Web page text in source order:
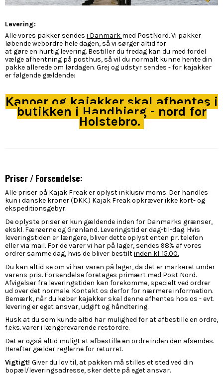
Levering:
Alle vores pakker sendes i Danmark med PostNord. Vi pakker
løbende webordre hele dagen, så vi sørger altid for
at gøre en hurtig levering. Bestiller du fredag kan du med fordel
vælge afhentning på posthus, så vil du normalt kunne hente din
pakke allerede om lørdagen. Grej og udstyr sendes - for kajakker
er følgende gældende:
Kanoer og kajakker skal afhentes i
butikken i Handbjerg - nord for
Holstebro.
Priser / Forsendelse:
Alle priser på Kajak Freak er oplyst inklusiv moms. Der handles
kun i danske kroner (DKK.) Kajak Freak opkræver ikke kort- og
ekspeditionsgebyr.
De oplyste priser er kun gældende inden for Danmarks grænser,
ekskl. Færøerne og Grønland. Leveringstid er dag-til-dag. Hvis
leveringstiden er længere, bliver dette oplyst enten pr. telefon
eller via mail. For de varer vi har på lager, sendes 98% af vores
ordrer samme dag, hvis de bliver bestiltinden kl. 15.00.
Du kan altid se om vi har varen på lager, da det er markeret under
varens pris. Forsendelse foretages primært med Post Nord.
Afvigelser fra leveringstiden kan forekomme, specielt ved ordrer
ud over det normale. Kontakt os derfor for nærmere information.
Bemærk, når du køber kajakker skal denne afhentes hos os - evt.
levering er eget ansvar, udgift og håndtering.
Husk at du som kunde altid har mulighed for at afbestille en ordre,
f.eks. varer i længerevarende restordre.
Det er også altid muligt at afbestille en ordre inden den afsendes.
Herefter gælder reglerne for returret.
Vigtigt! Giver du lov til, at pakken må stilles et sted ved din
bopæl/leveringsadresse, sker dette på eget ansvar.